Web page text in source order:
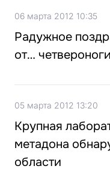
06 марта 2012 10:35
Радужное
от…
05 марта 2012 13:20
Крупная
метадона
области